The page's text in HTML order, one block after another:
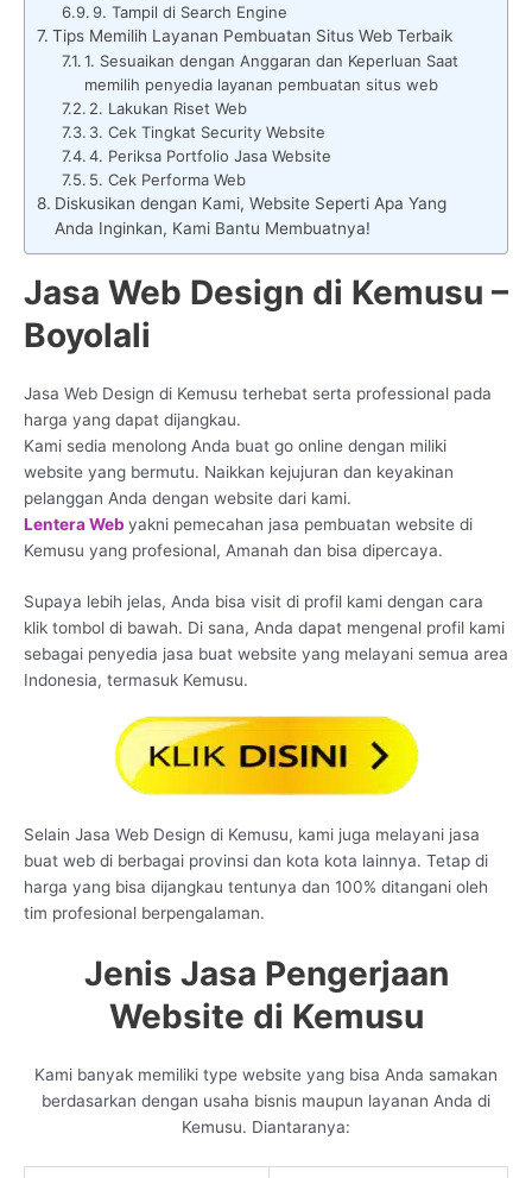
9. Tampil di Search Engine
Tips Memilih Layanan Pembuatan Situs Web Terbaik
1. Sesuaikan dengan Anggaran dan Keperluan Saat
memilih penyedia layanan pembuatan situs web
2. Lakukan Riset Web
3. Cek Tingkat Security Website
4. Periksa Portfolio Jasa Website
5. Cek Performa Web
Diskusikan dengan Kami, Website Seperti Apa Yang
Anda Inginkan, Kami Bantu Membuatnya!
Jasa Web Design di Kemusu –
Boyolali
Jasa Web Design di Kemusu terhebat serta professional pada
harga yang dapat dijangkau.
Kami sedia menolong Anda buat go online dengan miliki
website yang bermutu. Naikkan kejujuran dan keyakinan
pelanggan Anda dengan website dari kami.
Lentera Web yakni pemecahan jasa pembuatan website di
Kemusu yang profesional, Amanah dan bisa dipercaya.
Supaya lebih jelas, Anda bisa visit di profil kami dengan cara
klik tombol di bawah. Di sana, Anda dapat mengenal profil kami
sebagai penyedia jasa buat website yang melayani semua area
Indonesia, termasuk Kemusu.
Selain Jasa Web Design di Kemusu, kami juga melayani jasa
buat web di berbagai provinsi dan kota kota lainnya. Tetap di
harga yang bisa dijangkau tentunya dan 100% ditangani oleh
tim profesional berpengalaman.
Jenis Jasa Pengerjaan
Website di Kemusu
Kami banyak memiliki type website yang bisa Anda samakan
berdasarkan dengan usaha bisnis maupun layanan Anda di
Kemusu. Diantaranya: